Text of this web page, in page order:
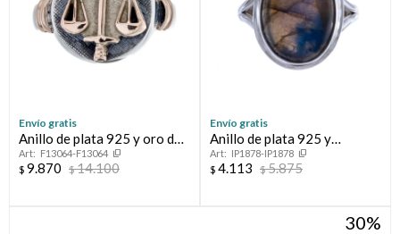
Envío gratis
Anillo de plata 925 y oro de
10 ktes ABOGACÍA
F13064-F13064
$ 9.870 $14.100
Envío gratis
Anillo de plata 925 y
Calcedonia
IP1878-IP1878
$ 4.113 $5.875
30